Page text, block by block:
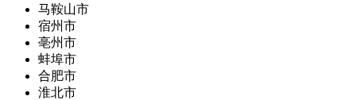
马鞍山市
宿州市
亳州市
蚌埠市
合肥市
淮北市